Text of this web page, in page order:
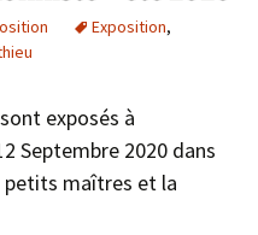
Exposition,
exposés à
Septembre 2020 dans
petits maîtres et la